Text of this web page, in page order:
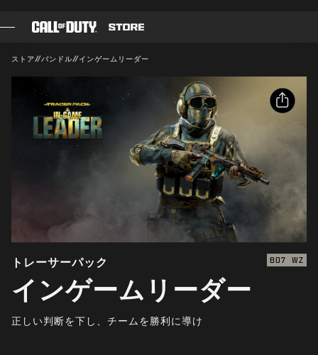
ブラックセル
COMBAT BUILDS
ゲーム
ニュース
ストア//バンドル//インゲームリーダー
対応:
購入を確定
キャンセル
Activisionは、このゲーム内コンテンツをいつでも更新、
変更、削除できるものとします
シェア
メールアドレス
リンクをコピー
トレーサーパック BO7 WZ
インゲームリーダー
正しい判断を下し、チームを勝利に導け